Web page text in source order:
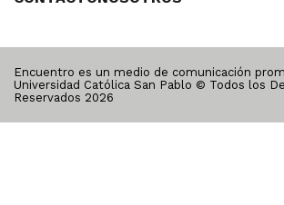
Encuentro es un medio de comunicación
Universidad Católica San Pablo © Todos los
Reservados 2026